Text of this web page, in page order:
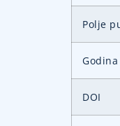
Polje
Godina
DOI